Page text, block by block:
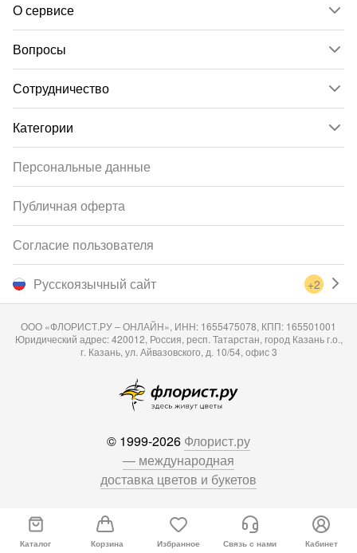
О сервисе
Вопросы
Сотрудничество
Категории
Русскоязычный сайт +2
Персональные данные
Публичная оферта
Согласие пользователя
ООО «ФЛОРИСТ.РУ – ОНЛАЙН», ИНН: 1655475078, КПП: 165501001
Юридический адрес: 420012, Россия, респ. Татарстан, город Казань г.о.,
г. Казань, ул. Айвазовского, д. 10/54, офис 3
© 1999-2026 Флорист.ру
— международная
доставка цветов и букетов
Каталог Корзина Избранное Связь с нами Кабинет